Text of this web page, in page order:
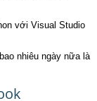
với Visual Studio
nhiêu ngày nữa là